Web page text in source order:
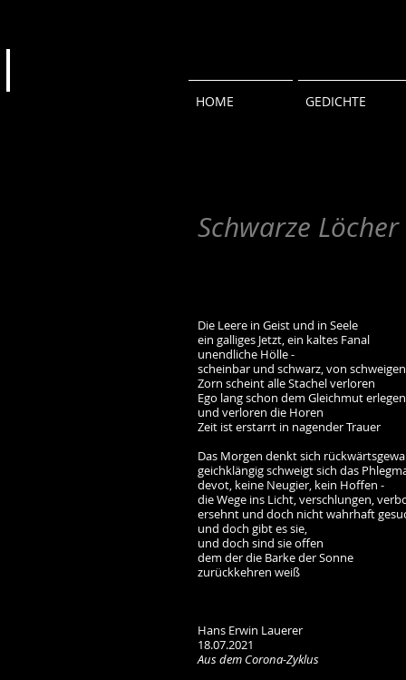
HOME GEDICHTE
Schwarze Löcher
Die Leere in Geist und in Seele
ein galliges Jetzt, ein kaltes Fanal
unendliche Hölle -
scheinbar und schwarz, von
Zorn scheint alle Stachel verloren
Ego lang schon dem Gleichmut erlegen
und verloren die Horen
Zeit ist erstarrt in nagender Trauer
Das Morgen denkt sich
geichklängig schweigt sich das
devot, keine Neugier, kein Hoffen -
die Wege ins Licht, verschlungen,
ersehnt und doch nicht wahrhaft
und doch gibt es sie,
und doch sind sie offen
dem der die Barke der Sonne
zurückkehren weiß
Hans Erwin Lauerer
18.07.2021
Aus dem Corona-Zyklus